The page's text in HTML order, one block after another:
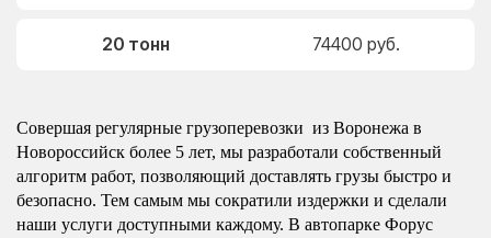
20 тонн 74400 руб.
Совершая регулярные грузоперевозки из Воронежа в
Новороссийск более 5 лет, мы разработали собственный
алгоритм работ, позволяющий доставлять грузы быстро и
безопасно. Тем самым мы сократили издержки и сделали
наши услуги доступными каждому. В автопарке Форус